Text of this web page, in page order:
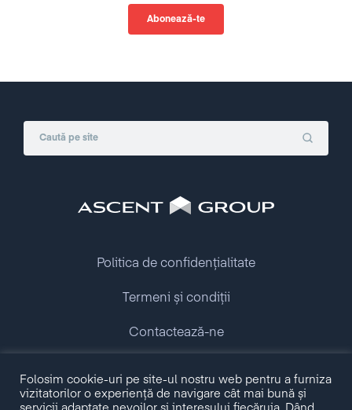
Copyright © 2009 - 2026 Ascent Group.
All rights reserved.
Politica de confidențialitate
Termeni și condiții
Contactează-ne
Folosim cookie-uri pe site-ul nostru web pentru a furniza
vizitatorilor o experiență de navigare cât mai bună și